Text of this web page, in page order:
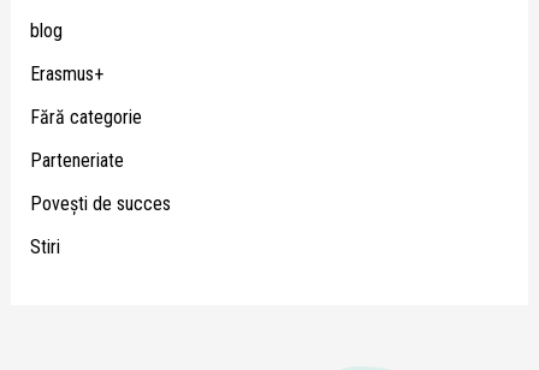
blog
Erasmus+
Fără categorie
Parteneriate
Poveşti de succes
Stiri